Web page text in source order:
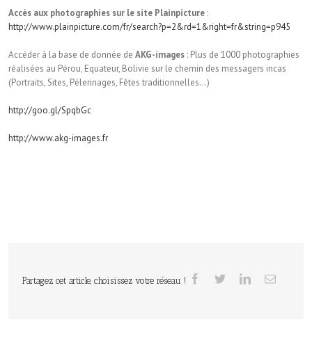
Accès aux photographies sur le site Plainpicture :
http://www.plainpicture.com/fr/search?p=2&rd=1&right=fr&string=p945
Accéder à la base de donnée de AKG-images : Plus de 1000 photographies
réalisées au Pérou, Equateur, Bolivie sur le chemin des messagers incas
(Portraits, Sites, Pélerinages, Fêtes traditionnelles…)
http://goo.gl/SpqbGc
http://www.akg-images.fr
Partagez cet article, choisissez votre réseau !